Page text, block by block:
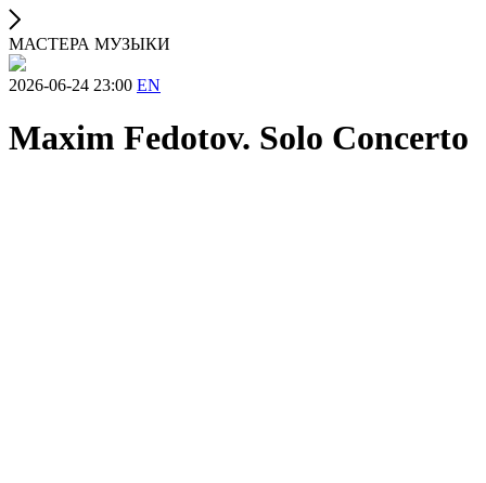
МАСТЕРА МУЗЫКИ
2026-06-24 23:00 EN
Maxim Fedotov. Solo Concerto